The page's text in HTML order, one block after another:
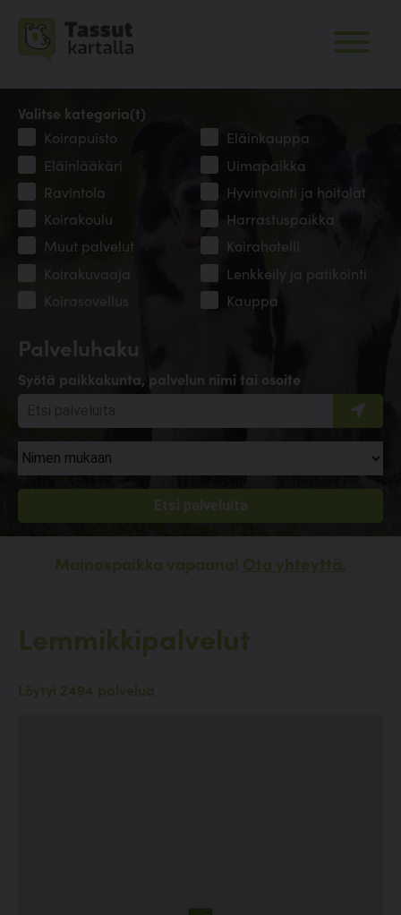
Palveluhaku
Syötä paikkakunta, palvelun nimi tai osoite
Valitse kategoria(t)
Koirapuisto
Eläinkauppa
Eläinlääkäri
Uimapaikka
Ravintola
Hyvinvointi ja hoitolat
Koirakoulu
Harrastuspaikka
Muut palvelut
Koirahotelli
Koirakuvaaja
Lenkkeily ja patikointi
Koirasovellus
Kauppa
Mainospaikka vapaana! Ota yhteyttä.
Lemmikkipalvelut
Löytyi 2494 palvelua